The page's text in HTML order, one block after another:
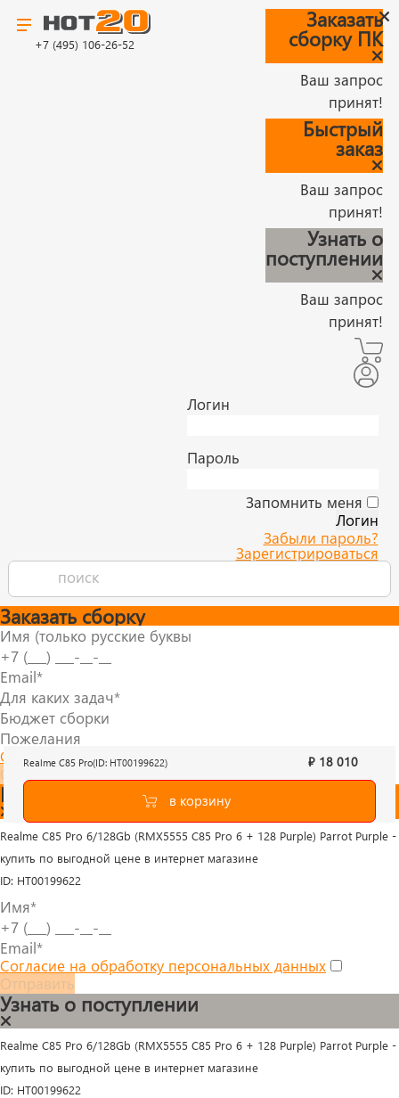
+7 (495) 106-26-52
Заказать
сборку ПК
Ваш запрос
принят!
Быстрый
заказ
Ваш запрос
принят!
Узнать о
поступлении
Ваш запрос
принят!
Логин
Пароль
Запомнить меня
Забыли пароль?
Зарегистрироваться
Заказать сборку
Согласие на обработку персональных данных
Отправить
Быстрый заказ
Realme C85 Pro 6/128Gb (RMX5555 C85 Pro 6 + 128 Purple) Parrot Purple -
купить по выгодной цене в интернет магазине
ID: HT00199622
Согласие на обработку персональных данных
Отправить
Узнать о поступлении
Realme C85 Pro 6/128Gb (RMX5555 C85 Pro 6 + 128 Purple) Parrot Purple -
купить по выгодной цене в интернет магазине
ID: HT00199622
Realme C85 Pro(ID: HT00199622) ₽ 18 010